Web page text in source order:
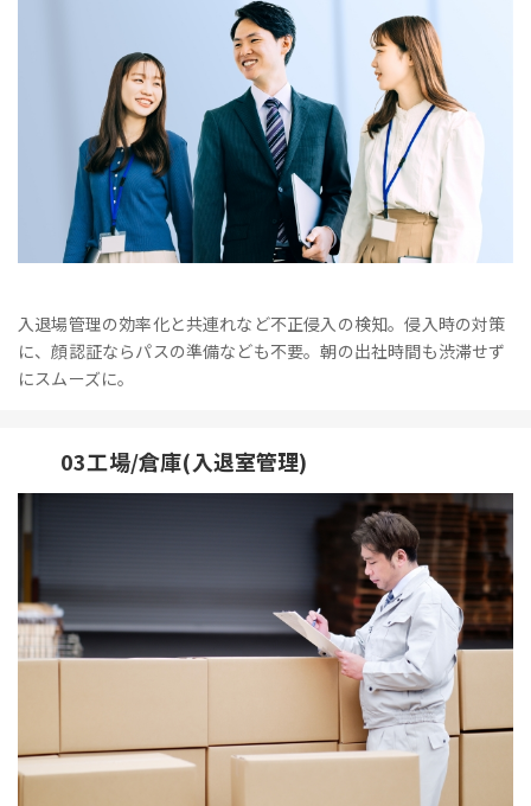
入退場管理の効率化と共連れなど不正侵入の検知。侵入時の対策
に、顔認証ならパスの準備なども不要。朝の出社時間も渋滞せず
にスムーズに。
03工場/倉庫(入退室管理)